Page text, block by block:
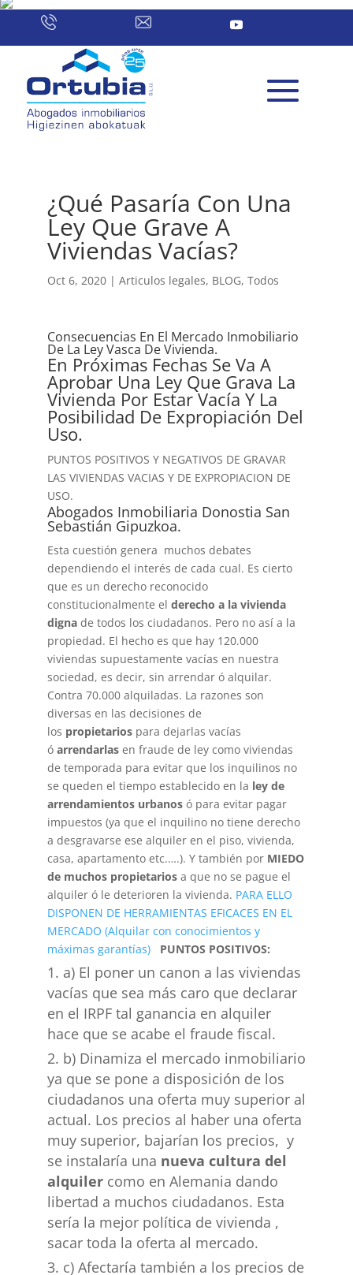
¿Qué Pasaría Con Una
Ley Que Grave A
Viviendas Vacías?
Oct 6, 2020| Articulos legales, BLOG, Todos
Consecuencias En El Mercado Inmobiliario
De La Ley Vasca De Vivienda.
En Próximas Fechas Se Va A
Aprobar Una Ley Que Grava La
Vivienda Por Estar Vacía Y La
Posibilidad De Expropiación Del
Uso.
PUNTOS POSITIVOS Y NEGATIVOS DE GRAVAR
LAS VIVIENDAS VACIAS Y DE EXPROPIACION DE
USO.
Abogados Inmobiliaria Donostia San
Sebastián Gipuzkoa.
Esta cuestión genera muchos debates
dependiendo el interés de cada cual. Es cierto
que es un derecho reconocido
constitucionalmente el derecho a la vivienda
dignade todos los ciudadanos. Pero no así a la
propiedad. El hecho es que hay 120.000
viviendas supuestamente vacías en nuestra
sociedad, es decir, sin arrendar ó alquilar.
Contra 70.000 alquiladas. La razones son
diversas en las decisiones de
los propietariospara dejarlas vacías
ó arrendarlasen fraude de ley como viviendas
de temporada para evitar que los inquilinos no
se queden el tiempo establecido en la ley de
arrendamientos urbanosó para evitar pagar
impuestos (ya que el inquilino no tiene derecho
a desgravarse ese alquiler en el piso, vivienda,
casa, apartamento etc.….). Y también por MIEDO
de muchos propietariosa que no se pague el
alquiler ó le deterioren la vivienda. PARA ELLO
DISPONEN DE HERRAMIENTAS EFICACES EN EL
MERCADO (Alquilar con conocimientos y
máximas garantías)
PUNTOS POSITIVOS:
a) El poner un canon a las viviendas
vacías que sea más caro que declarar
en el IRPF tal ganancia en alquiler
hace que se acabe el fraude fiscal.
b) Dinamiza el mercado inmobiliario
ya que se pone a disposición de los
ciudadanos una oferta muy superior al
actual. Los precios al haber una oferta
muy superior, bajarían los precios, y
se instalaría una nueva cultura del
alquilercomo en Alemania dando
libertad a muchos ciudadanos. Esta
sería la mejor política de vivienda ,
sacar toda la oferta al mercado.
c) Afectaría también a los precios de